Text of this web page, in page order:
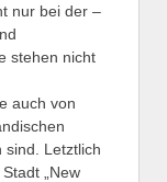
nur bei der –
stehen nicht
auch von
sind. Letztlich
„New